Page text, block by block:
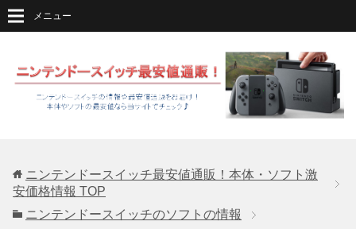
メニュー
ニンテンドースイッチ最安値通販！本体・ソフト激
安価格情報 TOP
ニンテンドースイッチのソフトの情報